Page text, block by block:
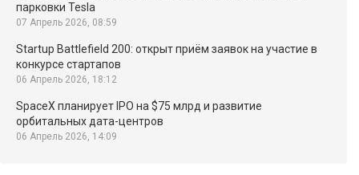
парковки Tesla
07 Апрель 2026, 08:59
Startup Battlefield 200: открыт приём заявок на участие в
конкурсе стартапов
06 Апрель 2026, 18:12
SpaceX планирует IPO на $75 млрд и развитие
орбитальных дата-центров
06 Апрель 2026, 14:09